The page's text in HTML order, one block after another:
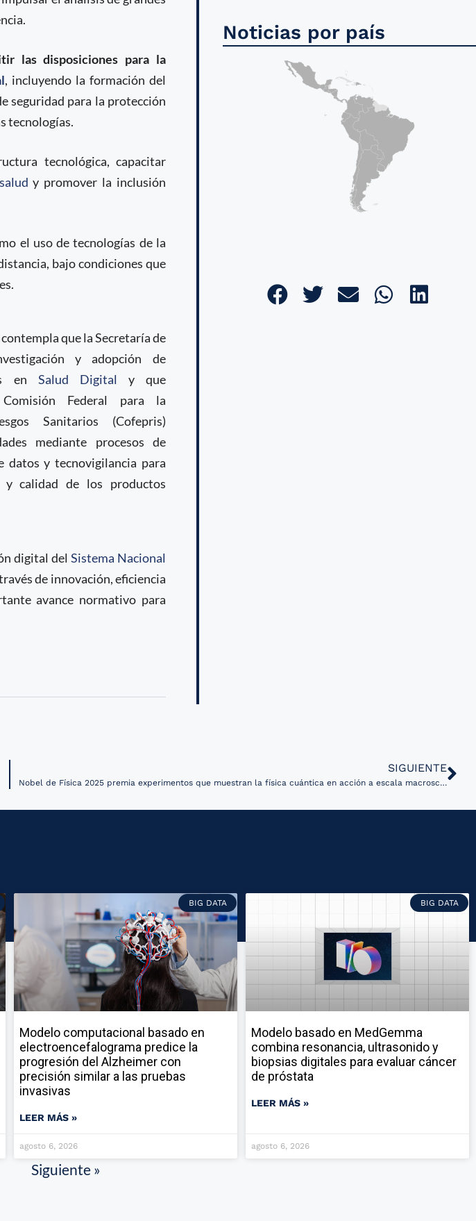
las disposiciones para la
, incluyendo la formación del
seguridad para la protección
tecnologías.
tecnológica, capacitar
y promover la inclusión
el uso de tecnologías de la
bajo condiciones que
que la Secretaría de
y adopción de
en Salud Digital y que
Federal para la
Sanitarios (Cofepris)
mediante procesos de
datos y tecnovigilancia para
y calidad de los productos
digital del Sistema Nacional
de innovación, eficiencia
avance normativo para
Noticias por país
SIGUIENTE
Nobel de Física 2025 premia experimentos que muestran la física cuántica en acción a escala macroscópica
BIG DATA
Modelo computacional basado en
electroencefalograma predice la
progresión del Alzheimer con
precisión similar a las pruebas
invasivas
LEER MÁS »
agosto 6, 2026
BIG DATA
Modelo basado en MedGemma
combina resonancia, ultrasonido y
biopsias digitales para evaluar cáncer
de próstata
LEER MÁS »
agosto 6, 2026
Siguiente »